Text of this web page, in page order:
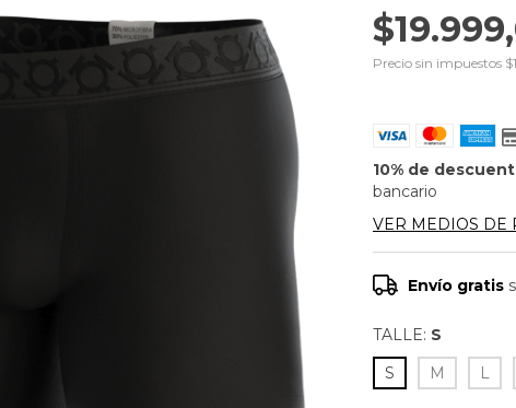
Precio sin impuestos
10% de
bancario
VER MEDIOS DE
Envío gratis
TALLE: S
S
M L